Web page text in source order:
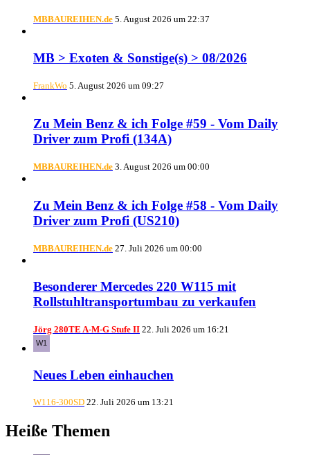
MBBAUREIHEN.de 5. August 2026 um 22:37
MB > Exoten & Sonstige(s) > 08/2026
FrankWo 5. August 2026 um 09:27
Zu Mein Benz & ich Folge #59 - Vom Daily
Driver zum Profi (134A)
MBBAUREIHEN.de 3. August 2026 um 00:00
Zu Mein Benz & ich Folge #58 - Vom Daily
Driver zum Profi (US210)
MBBAUREIHEN.de 27. Juli 2026 um 00:00
Besonderer Mercedes 220 W115 mit
Rollstuhltransportumbau zu verkaufen
Jörg 280TE A-M-G Stufe II 22. Juli 2026 um 16:21
Neues Leben einhauchen
W116-300SD 22. Juli 2026 um 13:21
Heiße Themen